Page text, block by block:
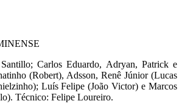
Carlos Eduardo, Adryan, Patrick e
(Robert), Adsson, Renê Júnior (Lucas
Luís Felipe (João Victor) e Marcos
Técnico: Felipe Loureiro.